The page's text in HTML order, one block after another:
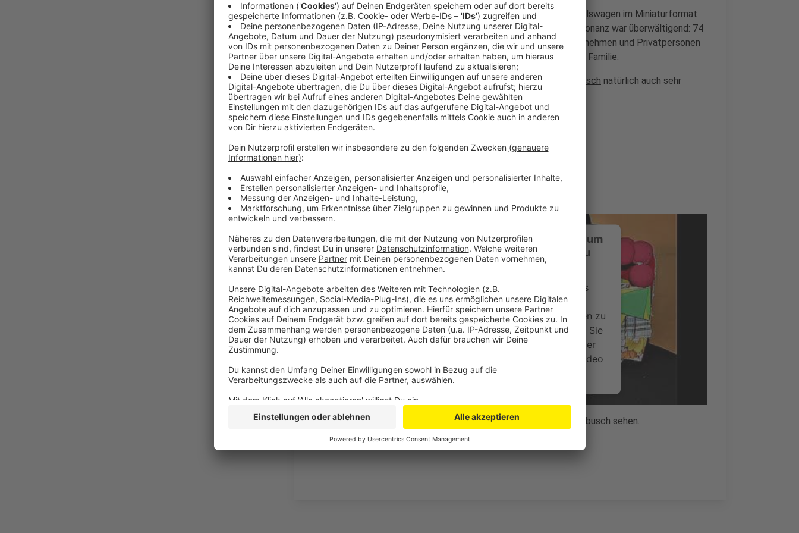
Die Karnevalsgesellschaft KG Grün-Weiß Schlebusch und Karnevalswagen im Miniaturformat
gesammelt und zu einem Modell-Zug zusammengesetzt. Die Resonanz war überwältigend: 74
Wagen von nahezu allen Karnevalsvereinen aus Leverkusen, Unternehmen und Privatpersonen
sind dabei. Ein Projekt von Kindern und Erwachsenen für die ganze Familie.
Wir zeigen euch das großartige Projekt derKG Grün-Weiß Schlebusch natürlich auch sehr
gerne!
Anzeige
Anzeige
Wir benötigen Ihre Zustimmung, um
den YouTube Video-Service zu
laden!
Wir verwenden einen Service eines
Drittanbieters, um Videoinhalte
einzubetten. Dieser Service kann Daten zu
Ihren Aktivitäten sammeln. Bitte lesen Sie
die Details durch und stimmen Sie der
Nutzung des Service zu, um dieses Video
anzusehen.
powered byUsercentrics Consent Management
Hier könnt ihr den virtuellen Karnevalszug der KG Grün-Weiß Schlebusch sehen.